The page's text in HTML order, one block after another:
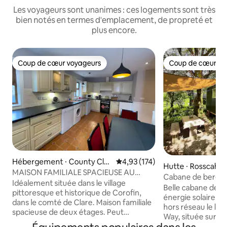
Les voyageurs sont unanimes : ces logements sont très
bien notés en termes d'emplacement, de propreté et
plus encore.
Coup de cœur voyageurs
Coup de cœur voyageurs
Hébergement ⋅ County Clar
e
Évaluation moyenne sur la
4,93 (174)
MAISON FAMILIALE SPACIEUSE AU
CŒUR DU COMTÉ DE CLARE
Idéalement située dans le village
pittoresque et historique de Corofin,
dans le comté de Clare. Maison familiale
spacieuse de deux étages. Peut
accueillir confortablement six
Coup de cœur
Coup de cœur
Hutte ⋅ Rosscahill
Cabane de
avec jacuzzi
Belle cabane de
énergie solaire
hors réseau le
Way, située sur